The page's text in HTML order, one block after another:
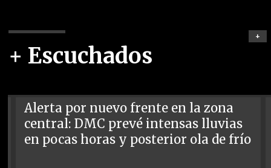
+ Escuchados
+
Alerta por nuevo frente en la zona
central: DMC prevé intensas lluvias
en pocas horas y posterior ola de frío